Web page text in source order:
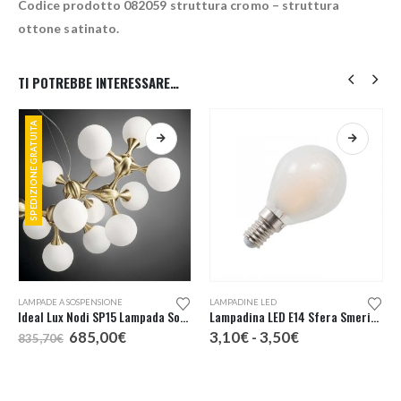
Codice prodotto 082059 struttura cromo – struttura
ottone satinato.
TI POTREBBE INTERESSARE…
SPEDIZIONE GRATUITA
Questo prodotto ha più varianti. Le opzioni possono essere scelte nella pagina del prodotto
LAMPADE A SOSPENSIONE
Ideal Lux Nodi SP15 Lampada Sospensione
835,70€ Il
prezzo
685,00€Il
LAMPADINE LED
Lampadina LED E14 Sfera Smerigliata
3,10€ - 3,50€Fascia